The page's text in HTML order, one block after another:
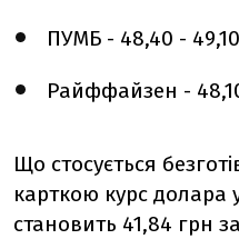
ПУМБ - 48,40 -
Райффайзен -
Що стосується
карткою курс долара
становить 41,84 грн